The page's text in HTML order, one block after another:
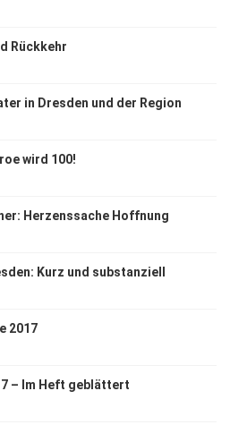
Rückkehr
in Dresden und der Region
wird 100!
Herzenssache Hoffnung
Kurz und substanziell
2017
– Im Heft geblättert